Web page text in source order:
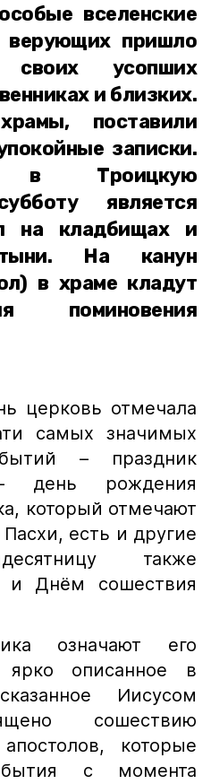
вселенские
верующих пришло
усопших
и близких.
поставили
записки.
в Троицкую
является
на кладбищах и
На канун
в храме кладут
поминовения
церковь отмечала
самых значимых
– праздник
день рождения
который отмечают
есть и другие
также
и Днём сошествия
означают его
описанное в
Иисусом
сошествию
которые
с момента